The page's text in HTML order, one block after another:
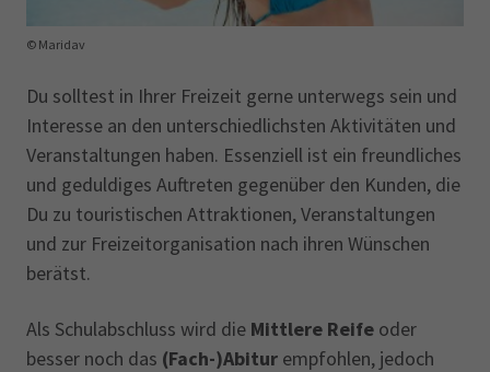
© Maridav
Du solltest in Ihrer Freizeit gerne unterwegs sein und
Interesse an den unterschiedlichsten Aktivitäten und
Veranstaltungen haben. Essenziell ist ein freundliches
und geduldiges Auftreten gegenüber den Kunden, die
Du zu touristischen Attraktionen, Veranstaltungen
und zur Freizeitorganisation nach ihren Wünschen
berätst.
Als Schulabschluss wird die Mittlere Reife oder
besser noch das (Fach-)Abitur empfohlen, jedoch